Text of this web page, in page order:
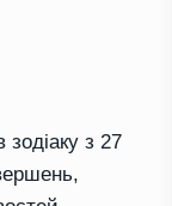
зодіаку з 27